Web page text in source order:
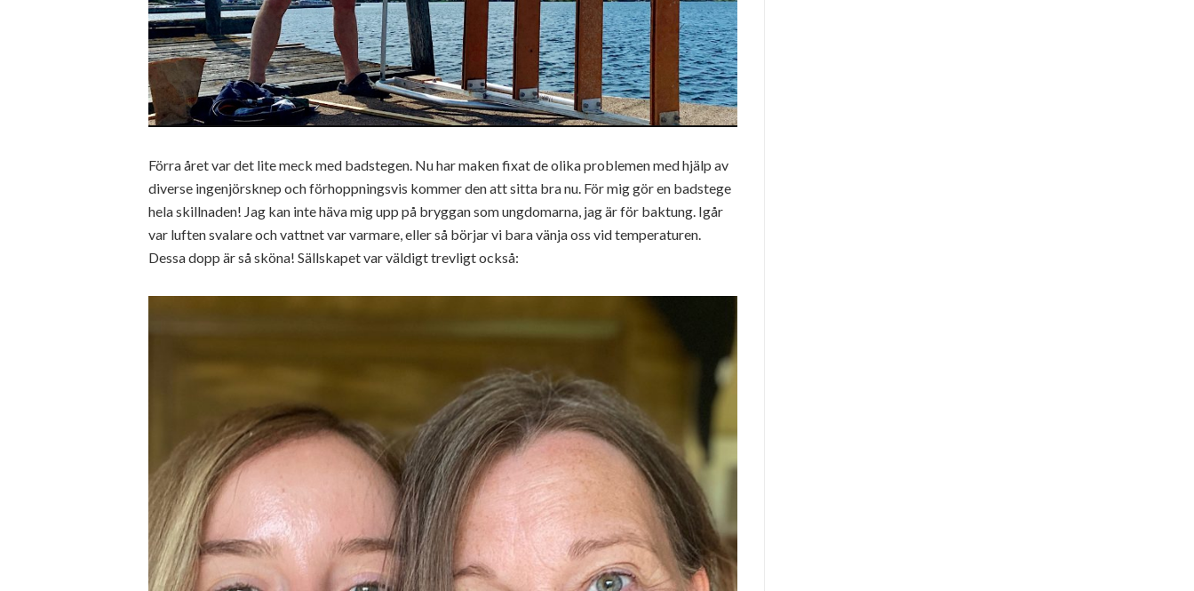
Förra året var det lite meck med badstegen. Nu har maken fixat de olika problemen med hjälp av
diverse ingenjörsknep och förhoppningsvis kommer den att sitta bra nu. För mig gör en badstege
hela skillnaden! Jag kan inte häva mig upp på bryggan som ungdomarna, jag är för baktung. Igår
var luften svalare och vattnet var varmare, eller så börjar vi bara vänja oss vid temperaturen.
Dessa dopp är så sköna! Sällskapet var väldigt trevligt också: